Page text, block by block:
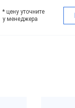
* цену уточните
у менеджера